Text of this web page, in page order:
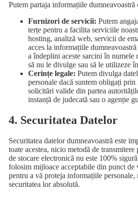
Putem partaja informațiile dumneavoastră
Furnizori de servicii: Putem
terțe pentru a facilita serviciile
hosting, analiză web, servicii de
acces la informațiile
a îndeplini aceste sarcini în numele
să nu le divulge sau să le utilizeze
Cerințe legale: Putem divulga
personale dacă suntem obligați prin
solicitări valide din partea
instanță de judecată sau o agenție
4. Securitatea Datelor
Securitatea datelor dumneavoastră este
toate acestea, nicio metodă de transmitere
de stocare electronică nu este 100%
folosim mijloace acceptabile din punct de
pentru a vă proteja informațiile personale,
securitatea lor absolută.